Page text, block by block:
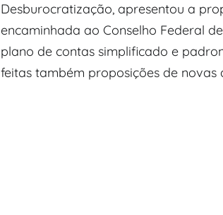
Desburocratização, apresentou a
encaminhada ao Conselho Federal
plano de contas simplificado e
feitas também proposições de novas